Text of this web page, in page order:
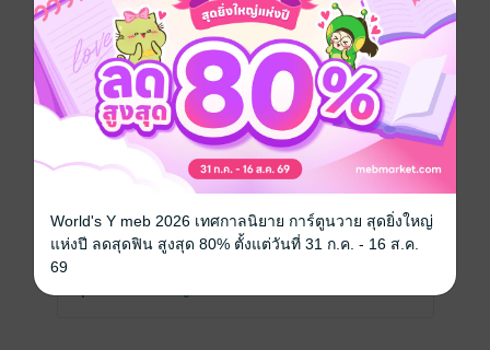
เขียนรีวิวและให้เรตติ้ง
World's Y meb 2026 เทศกาลนิยาย การ์ตูนวาย สุดยิ่งใหญ่
แห่งปี ลดสุดฟิน สูงสุด 80% ตั้งแต่วันที่ 31 ก.ค. - 16 ส.ค.
69